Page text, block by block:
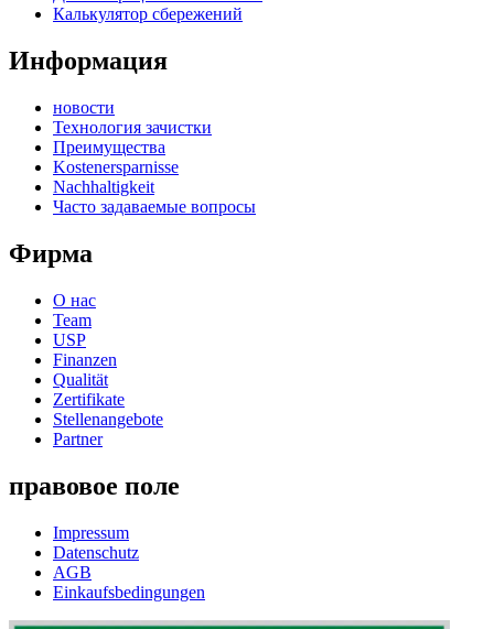
Калькулятор сбережений
Информация
новости
Технология зачистки
Преимущества
Kostenersparnisse
Nachhaltigkeit
Часто задаваемые вопросы
Фирма
О нас
Team
USP
Finanzen
Qualität
Zertifikate
Stellenangebote
Partner
правовое поле
Impressum
Datenschutz
AGB
Einkaufsbedingungen